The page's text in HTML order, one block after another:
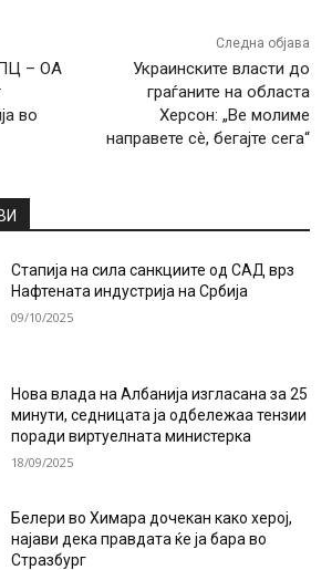
– ОА
во
Следна објава
Украинските власти до
граѓаните на областа
Херсон: „Ве молиме
направете сè, бегајте сега“
Стапија на сила санкциите од САД врз
Нафтената индустрија на Србија
09/10/2025
Нова влада на Албанија изгласана за 25
минути, седницата ја одбележаа тензии
поради виртуелната министерка
18/09/2025
Белери во Химара дочекан како херој,
најави дека правдата ќе ја бара во
Стразбург